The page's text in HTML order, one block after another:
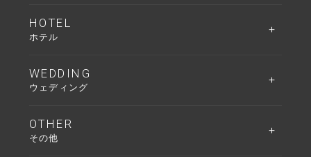
HOTEL
ホテル
WEDDING
ウェディング
OTHER
その他